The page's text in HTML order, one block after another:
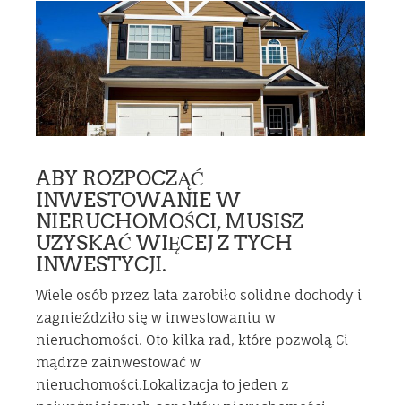
ABY ROZPOCZĄĆ
INWESTOWANIE W
NIERUCHOMOŚCI, MUSISZ
UZYSKAĆ WIĘCEJ Z TYCH
INWESTYCJI.
Wiele osób przez lata zarobiło solidne dochody i
zagnieździło się w inwestowaniu w
nieruchomości. Oto kilka rad, które pozwolą Ci
mądrze zainwestować w
nieruchomości.Lokalizacja to jeden z